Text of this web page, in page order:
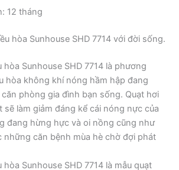
12 tháng
hòa Sunhouse SHD 7714 với đời sống.
hòa Sunhouse SHD 7714 là phương
hòa không khí nóng hầm hập đang
phòng gia đình bạn sống. Quạt hơi
sẽ làm giảm đáng kể cái nóng nực của
đang hừng hực và oi nồng cũng như
những căn bệnh mùa hè chờ đợi phát
hòa Sunhouse SHD 7714 là mẫu quạt